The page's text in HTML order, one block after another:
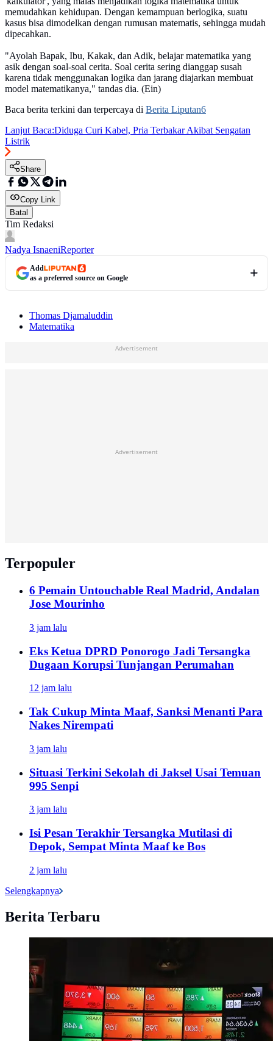
memudahkan kehidupan. Dengan kemampuan berlogika, suatu
kasus bisa dimodelkan dengan rumusan matematis, sehingga mudah
dipecahkan.
"Ayolah Bapak, Ibu, Kakak, dan Adik, belajar matematika yang
asik dengan soal-soal cerita. Soal cerita sering dianggap susah
karena tidak menggunakan logika dan jarang diajarkan membuat
model matematikanya," tandas dia. (Ein)
Baca berita terkini dan terpercaya di Berita Liputan6
Lanjut Baca:Diduga Curi Kabel, Pria Terbakar Akibat Sengatan
Listrik
Share
Copy Link
Batal
Tim Redaksi
Nadya IsnaeniReporter
Add
as a preferred source on Google
Thomas Djamaluddin
Matematika
Advertisement
Advertisement
Terpopuler
6 Pemain Untouchable Real Madrid, Andalan
Jose Mourinho
3 jam lalu
Eks Ketua DPRD Ponorogo Jadi Tersangka
Dugaan Korupsi Tunjangan Perumahan
12 jam lalu
Tak Cukup Minta Maaf, Sanksi Menanti Para
Nakes Nirempati
3 jam lalu
Situasi Terkini Sekolah di Jaksel Usai Temuan
995 Senpi
3 jam lalu
Isi Pesan Terakhir Tersangka Mutilasi di
Depok, Sempat Minta Maaf ke Bos
2 jam lalu
Selengkapnya
Berita Terbaru